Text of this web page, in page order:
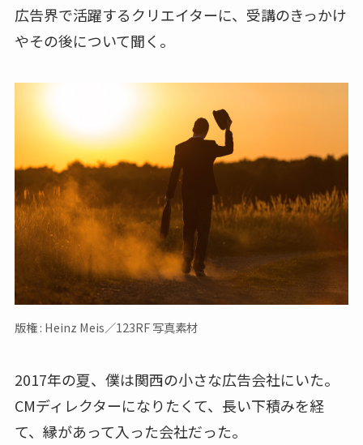
広告界で活躍するクリエイターに、受講のきっかけ
やその後について聞く。
版権 : Heinz Meis／123RF 写真素材
2017年の夏、僕は関西の小さな広告会社にいた。
CMディレクターになりたくて、長い下積みを経
て、縁があって入った会社だった。